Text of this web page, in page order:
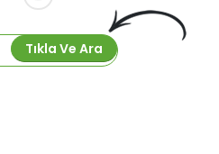
Tıkla Ve Ara